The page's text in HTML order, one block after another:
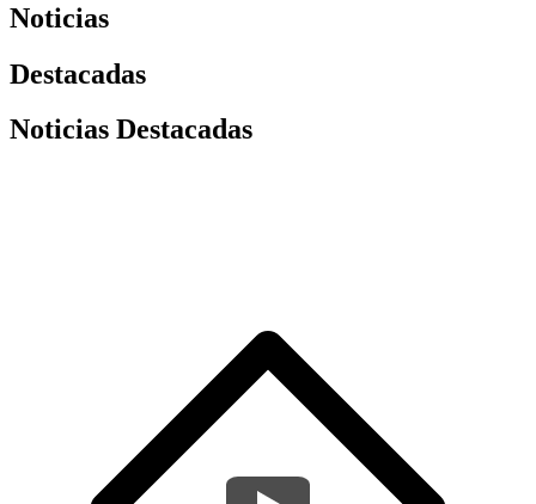
Noticias
Destacadas
Noticias Destacadas